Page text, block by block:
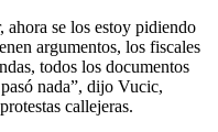
ahora se los estoy pidiendo
argumentos, los fiscales
todos los documentos
nada”, dijo Vucic,
callejeras.